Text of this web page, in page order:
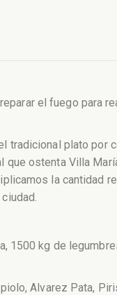
el fuego para
tradicional plato por
ostenta Villa
la cantidad
1500 kg de
Alvarez Pata,